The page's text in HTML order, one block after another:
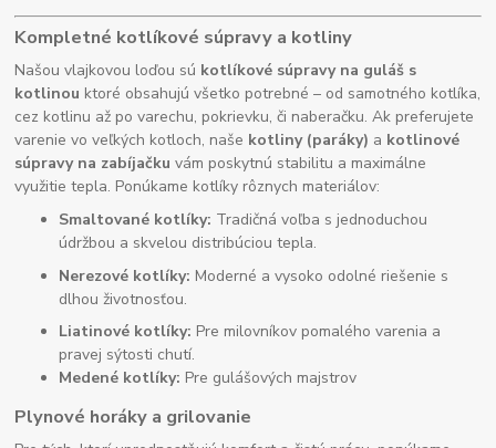
Kompletné kotlíkové súpravy a kotliny
Našou vlajkovou loďou sú kotlíkové súpravy na guláš s
kotlinou ktoré obsahujú všetko potrebné – od samotného kotlíka,
cez kotlinu až po varechu, pokrievku, či naberačku. Ak preferujete
varenie vo veľkých kotloch, naše kotliny (paráky) a kotlinové
súpravy na zabíjačku vám poskytnú stabilitu a maximálne
využitie tepla. Ponúkame kotlíky rôznych materiálov:
Smaltované kotlíky: Tradičná voľba s jednoduchou
údržbou a skvelou distribúciou tepla.
Nerezové kotlíky: Moderné a vysoko odolné riešenie s
dlhou životnosťou.
Liatinové kotlíky: Pre milovníkov pomalého varenia a
pravej sýtosti chutí.
Medené kotlíky: Pre gulášových majstrov
Plynové horáky a grilovanie